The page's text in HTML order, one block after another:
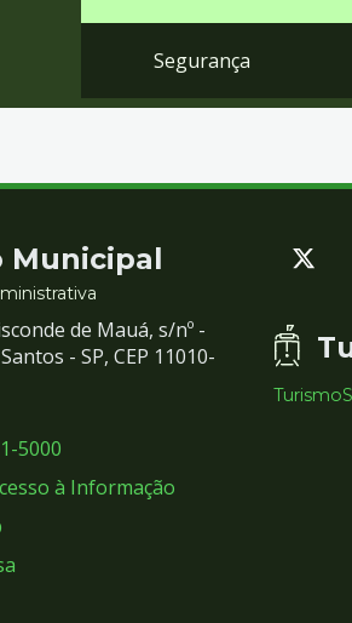
Segurança
Municipal
de Mauá, s/nº -
- SP, CEP 11010-
5000
à Informação